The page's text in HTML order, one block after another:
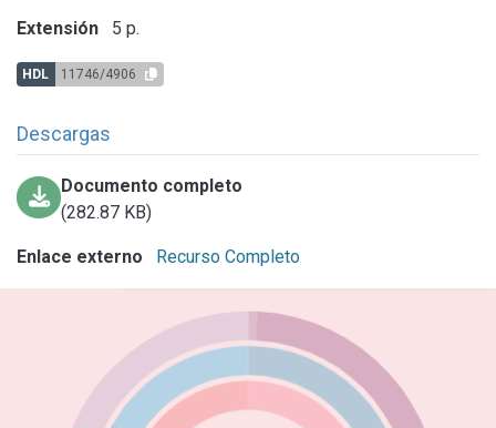
Extensión 5 p.
HDL 11746/4906
Descargas
Documento completo
(282.87 KB)
Enlace externo Recurso Completo